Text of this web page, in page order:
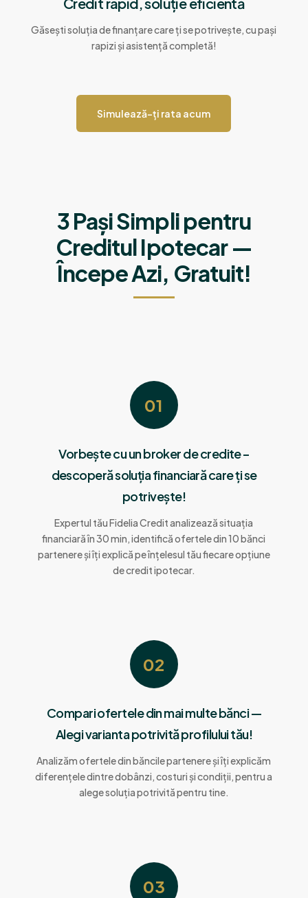
Găsești soluția de finanțare care ți se potrivește, cu pași
rapizi și asistență completă!
Simulează-ți rata acum
3 Pași Simpli pentru
Creditul Ipotecar —
Începe Azi, Gratuit!
01
Vorbește cu un broker de credite –
descoperă soluția financiară care ți se
potrivește!
Expertul tău Fidelia Credit analizează situația
financiară în 30 min, identifică ofertele din 10 bănci
partenere și îți explică pe înțelesul tău fiecare opțiune
de credit ipotecar.
02
Compari ofertele din mai multe bănci —
Alegi varianta potrivită profilului tău!
Analizăm ofertele din băncile partenere și îți explicăm
diferențele dintre dobânzi, costuri și condiții, pentru a
alege soluția potrivită pentru tine.
03